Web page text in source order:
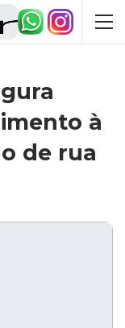
à
de rua